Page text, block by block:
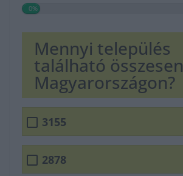
0%
Mennyi település
található összesen
Magyarországon?
3155
2878